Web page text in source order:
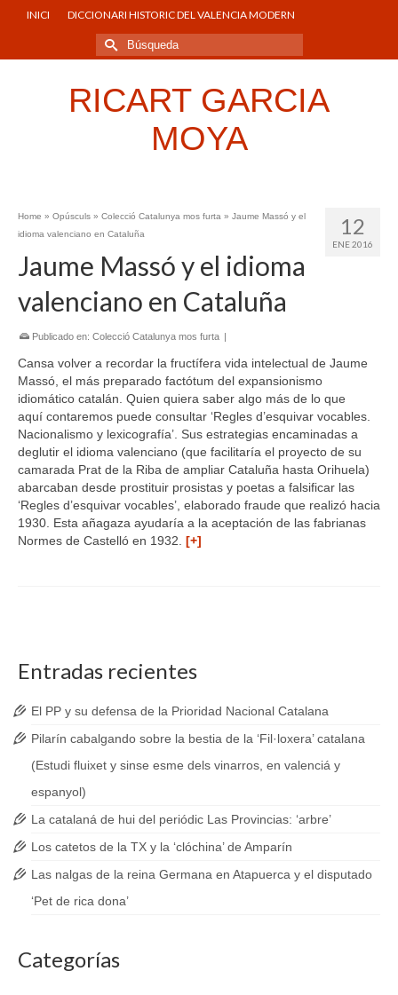
INICI DICCIONARI HISTORIC DEL VALENCIA MODERN
Buscar
por:
RICART GARCIA
MOYA
12
ENE 2016
Home » Opúsculs » Colecció Catalunya mos furta » Jaume Massó y el
idioma valenciano en Cataluña
Jaume Massó y el idioma
valenciano en Cataluña
Publicado en: Colecció Catalunya mos furta |
Cansa volver a recordar la fructífera vida intelectual de Jaume
Massó, el más preparado factótum del expansionismo
idiomático catalán. Quien quiera saber algo más de lo que
aquí contaremos puede consultar ‘Regles d’esquivar vocables.
Nacionalismo y lexicografía’. Sus estrategias encaminadas a
deglutir el idioma valenciano (que facilitaría el proyecto de su
camarada Prat de la Riba de ampliar Cataluña hasta Orihuela)
abarcaban desde prostituir prosistas y poetas a falsificar las
‘Regles d’esquivar vocables’, elaborado fraude que realizó hacia
1930. Esta añagaza ayudaría a la aceptación de las fabrianas
Normes de Castelló en 1932. [+]
Entradas recientes
El PP y su defensa de la Prioridad Nacional Catalana
Pilarín cabalgando sobre la bestia de la ‘Fil·loxera’ catalana
(Estudi fluixet y sinse esme dels vinarros, en valenciá y
espanyol)
La catalaná de hui del periódic Las Provincias: ‘arbre’
Los catetos de la TX y la ‘clóchina’ de Amparín
Las nalgas de la reina Germana en Atapuerca y el disputado
‘Pet de rica dona’
Categorías